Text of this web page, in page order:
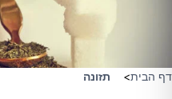
דף הבית> תזונה